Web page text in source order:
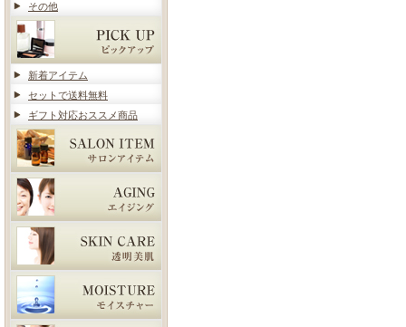
その他
新着アイテム
セットで送料無料
ギフト対応おススメ商品